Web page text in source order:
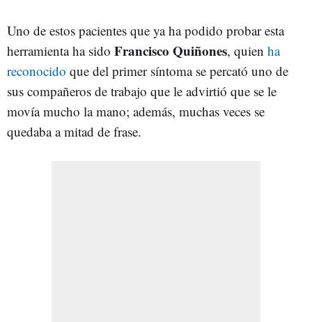
Uno de estos pacientes que ya ha podido probar esta
herramienta ha sido Francisco Quiñones, quien ha
reconocido que del primer síntoma se percató uno de
sus compañeros de trabajo que le advirtió que se le
movía mucho la mano; además, muchas veces se
quedaba a mitad de frase.